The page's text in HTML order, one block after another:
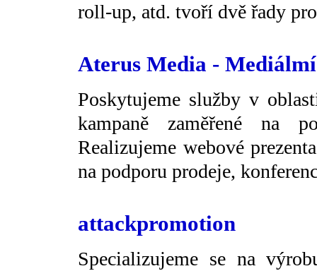
roll-up, atd. tvoří dvě řady
Aterus Media -
Poskytujeme služby v
kampaně zaměřené na
Realizujeme webové
na podporu prodeje,
attackpromotion
Specializujeme se na